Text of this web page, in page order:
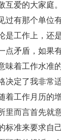
互爱的大家庭
过有那个单位
是工作上，还
点矛盾，如果
味着工作水准
决定了我非常
着工作月历的
里而言首先就
标准来要求自